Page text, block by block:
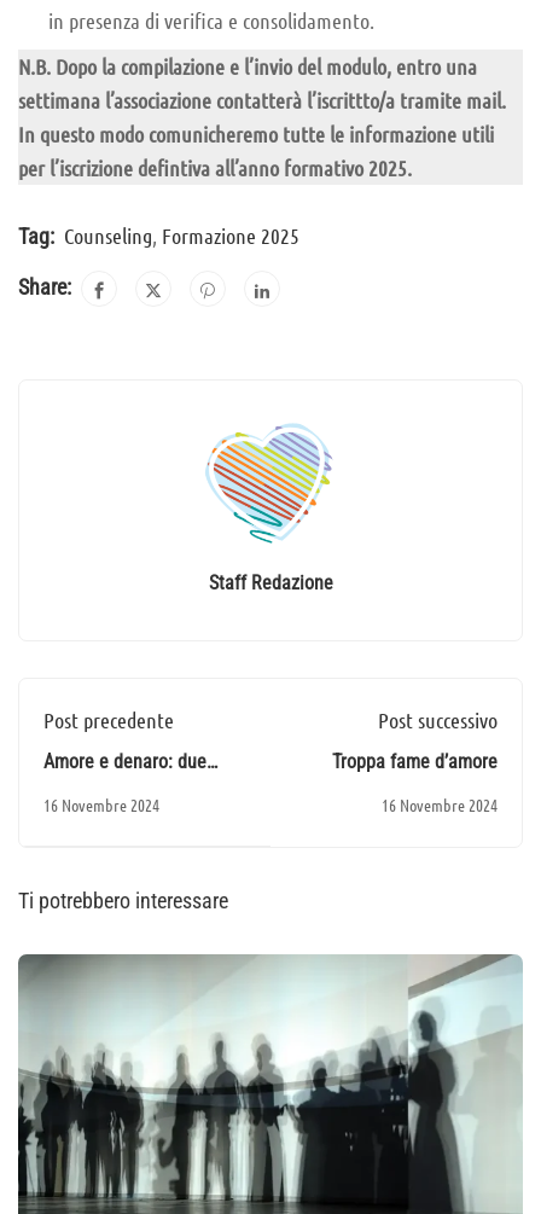
in presenza di verifica e consolidamento.
N.B. Dopo la compilazione e l’invio del modulo, entro una
settimana l’associazione contatterà l’iscrittto/a tramite mail.
In questo modo comunicheremo tutte le informazione utili
per l’iscrizione defintiva all’anno formativo 2025.
Tag: Counseling, Formazione 2025
Share:
Staff Redazione
Post precedente
Amore e denaro: due
16 Novembre 2024
Post successivo
Troppa fame d’amore
16 Novembre 2024
Ti potrebbero interessare